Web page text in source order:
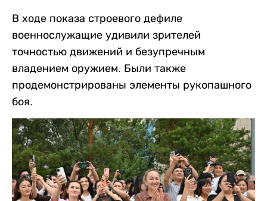
В ходе показа строевого дефиле
военнослужащие удивили зрителей
точностью движений и безупречным
владением оружием. Были также
продемонстрированы элементы рукопашного
боя.